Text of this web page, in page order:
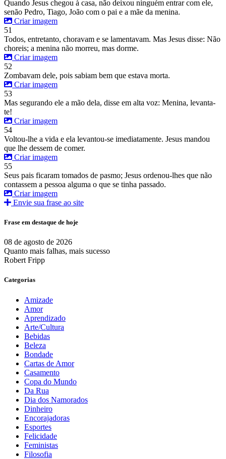
Quando Jesus chegou à casa, não deixou ninguém entrar com ele,
senão Pedro, Tiago, João com o pai e a mãe da menina.
Criar imagem
51
Todos, entretanto, choravam e se lamentavam. Mas Jesus disse: Não
choreis; a menina não morreu, mas dorme.
Criar imagem
52
Zombavam dele, pois sabiam bem que estava morta.
Criar imagem
53
Mas segurando ele a mão dela, disse em alta voz: Menina, levanta-
te!
Criar imagem
54
Voltou-lhe a vida e ela levantou-se imediatamente. Jesus mandou
que lhe dessem de comer.
Criar imagem
55
Seus pais ficaram tomados de pasmo; Jesus ordenou-lhes que não
contassem a pessoa alguma o que se tinha passado.
Criar imagem
Envie sua frase ao site
Frase em destaque de hoje
08 de agosto de 2026
Quanto mais falhas, mais sucesso
Robert Fripp
Categorias
Amizade
Amor
Aprendizado
Arte/Cultura
Bebidas
Beleza
Bondade
Cartas de Amor
Casamento
Copa do Mundo
Da Rua
Dia dos Namorados
Dinheiro
Encorajadoras
Esportes
Felicidade
Feministas
Filosofia